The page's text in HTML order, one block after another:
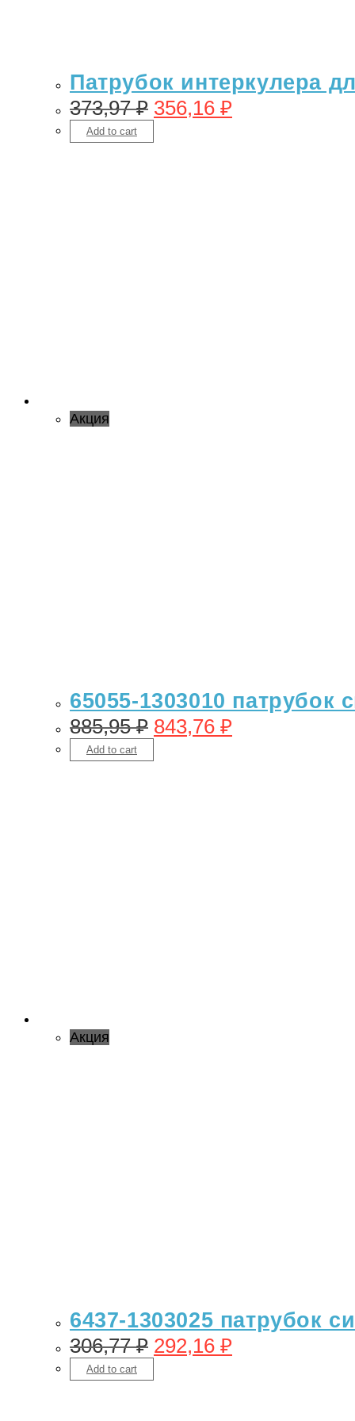
Патрубок интеркулера
373,97₽ 356,16 ₽
Add to cart
Акция
65055-1303010
885,95₽ 843,76 ₽
Add to cart
Акция
6437-1303025 патрубок
306,77₽ 292,16 ₽
Add to cart